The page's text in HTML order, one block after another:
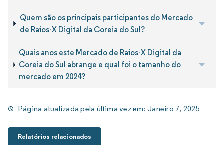
Quem são os principais participantes do Mercado
de Raios-X Digital da Coreia do Sul?
Quais anos este Mercado de Raios-X Digital da
Coreia do Sul abrange e qual foi o tamanho do
mercado em 2024?
Página atualizada pela última vez em:Janeiro 7, 2025
Relatórios relacionados